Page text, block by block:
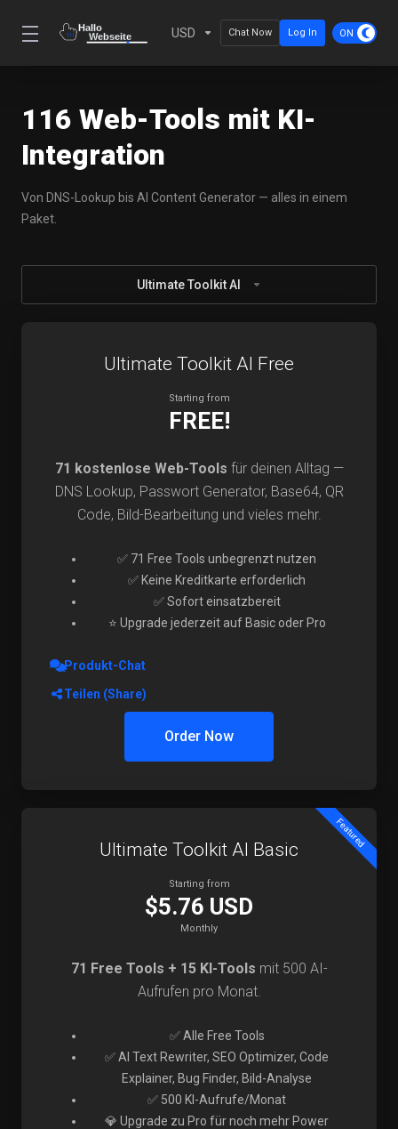
USD Chat Now Log In
116 Web-Tools mit KI-
Integration
Von DNS-Lookup bis AI Content Generator — alles in einem
Paket.
Ultimate Toolkit AI
Ultimate Toolkit AI Free
Starting from
FREE!
71 kostenlose Web-Tools für deinen Alltag —
DNS Lookup, Passwort Generator, Base64, QR
Code, Bild-Bearbeitung und vieles mehr.
✅ 71 Free Tools unbegrenzt nutzen
✅ Keine Kreditkarte erforderlich
✅ Sofort einsatzbereit
⭐ Upgrade jederzeit auf Basic oder Pro
Produkt-Chat
Teilen (Share)
Order Now
Featured
Ultimate Toolkit AI Basic
Starting from
$5.76 USD
Monthly
71 Free Tools + 15 KI-Tools mit 500 AI-
Aufrufen pro Monat.
✅ Alle Free Tools
✅ AI Text Rewriter, SEO Optimizer, Code
Explainer, Bug Finder, Bild-Analyse
✅ 500 KI-Aufrufe/Monat
💎 Upgrade zu Pro für noch mehr Power